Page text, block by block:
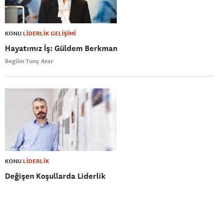
KONU LİDERLİK GELİŞİMİ
Hayatımız İş: Güldem Berkman
Begüm Tunç Arar
KONU LİDERLİK
Değişen Koşullarda Liderlik